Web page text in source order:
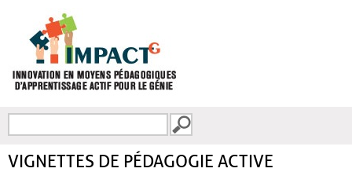
FORMULAIRE DE
VIGNETTES DE PÉDAGOGIE ACTIVE